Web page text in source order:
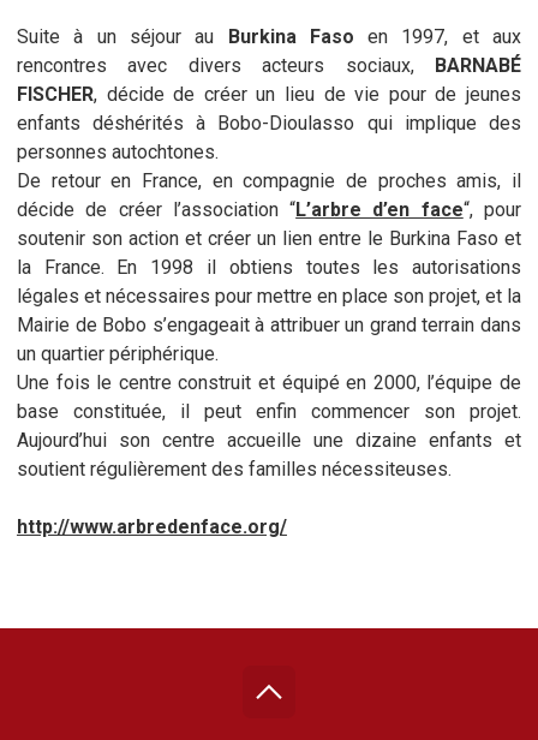
Suite à un séjour au Burkina Faso en 1997, et aux
rencontres avec divers acteurs sociaux,BARNABÉ
FISCHER, décide de créer un lieu de vie pour de jeunes
enfants déshérités à Bobo-Dioulasso qui implique des
personnes autochtones.
De retour en France, en compagnie de proches amis, il
décide de créer l’association “L’arbre d’en face“, pour
soutenir son action et créer un lien entre le Burkina Faso et
la France. En 1998 il obtiens toutes les autorisations
légales et nécessaires pour mettre en place son projet, et la
Mairie de Bobo s’engageait à attribuer un grand terrain dans
un quartier périphérique.
Une fois le centre construit et équipé en 2000, l’équipe de
base constituée, il peut enfin commencer son projet.
Aujourd’hui son centre accueille une dizaine enfants et
soutient régulièrement des familles nécessiteuses.
http://www.arbredenface.org/